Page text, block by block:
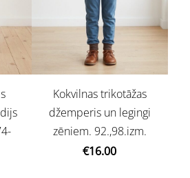
Kokvilnas trikotāžas
džemperis un legingi
zēniem. 92.,98.izm.
€16.00